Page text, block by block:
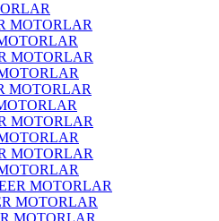
MOTORLAR